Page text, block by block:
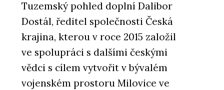
PRODUKTY
Vláknocementová deska
Swisspearl Carat
Tuzemský pohled doplní Dalibor
Dostál, ředitel společnosti Česká
krajina, kterou v roce 2015 založil
ve spolupráci s dalšími českými
vědci s cílem vytvořit v bývalém
vojenském prostoru Milovice ve